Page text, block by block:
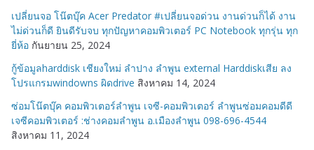
เปลี่ยนจอ โน๊ตบุ๊ค Acer Predator #เปลี่ยนจอด่วน งานด่วนก็ได้ งาน
ไม่ด่วนก็ดี ยินดีรับจบ ทุกปัญหาคอมพิวเตอร์ PC Notebook ทุกรุ่น ทุก
ยี่ห้อ กันยายน 25, 2024
กู้ข้อมูลharddisk เชียงใหม่ ลำปาง ลำพูน external Harddiskเสีย ลง
โปรแกรมwindowns ผิดdrive สิงหาคม 14, 2024
ซ่อมโน๊ตบุ๊ค คอมพิวเตอร์ลำพูน เจซี-คอมพิวเตอร์ ลำพูนซ่อมคอมดีดี
เจซีคอมพิวเตอร์ :ช่างคอมลำพูน อ.เมืองลำพูน 098-696-4544
สิงหาคม 11, 2024